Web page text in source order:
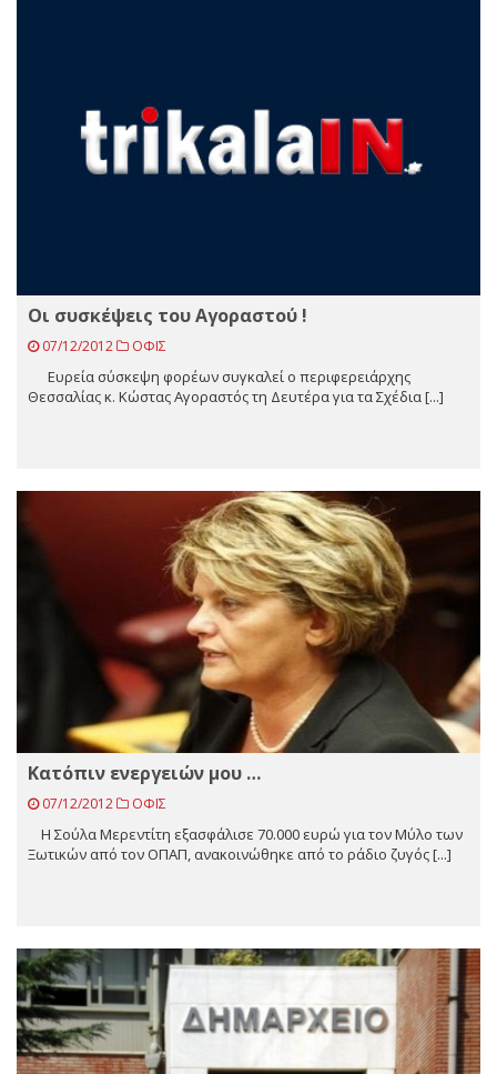
Oι συσκέψεις του Αγοραστού !
07/12/2012 ΟΦΙΣ
Ευρεία σύσκεψη φορέων συγκαλεί ο περιφερειάρχης
Θεσσαλίας κ. Κώστας Αγοραστός τη Δευτέρα για τα Σχέδια [...]
Kατόπιν ενεργειών μου …
07/12/2012 ΟΦΙΣ
H Σούλα Μερεντίτη εξασφάλισε 70.000 ευρώ για τον Μύλο των
Ξωτικών από τον ΟΠΑΠ, ανακοινώθηκε από το ράδιο ζυγός [...]